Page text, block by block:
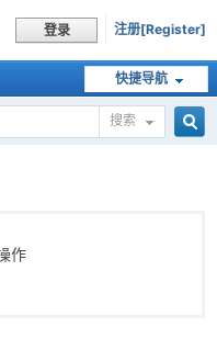
登录 注册[Register]
快捷导航
搜索
作